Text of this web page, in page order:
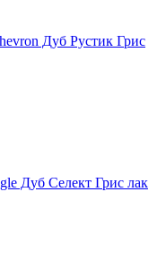
Дуб Рустик Грис
Дуб Селект Грис лак